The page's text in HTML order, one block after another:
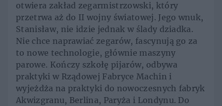
otwiera zakład zegarmistrzowski, który
przetrwa aż do II wojny światowej. Jego wnuk,
Stanisław, nie idzie jednak w ślady dziadka.
Nie chce naprawiać zegarów, fascynują go za
to nowe technologie, głównie maszyny
parowe. Kończy szkołę pijarów, odbywa
praktyki w Rządowej Fabryce Machin i
wyjeżdża na praktyki do nowoczesnych fabryk
Akwizgranu, Berlina, Paryża i Londynu. Do